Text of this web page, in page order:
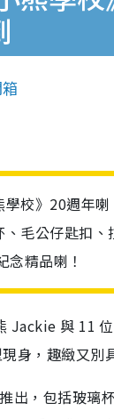
學校》20週年
毛公仔匙扣
念精品喇！
Jackie 與 11
身，趣緻又別
出，包括玻璃